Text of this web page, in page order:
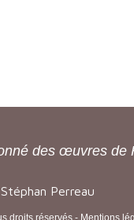
des œuvres de
Perreau
droits réservés - Mentions